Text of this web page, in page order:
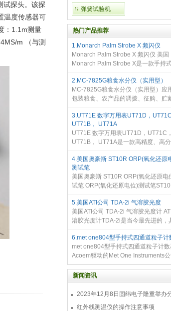
试探头。该探
温度传感器可
：1.1m测量
m （与测
弹簧试验机
热门产品推荐
1.Monarch Palm Strobe X 频闪仪
Monarch Palm Strobe X 频闪仪 美国
Monarch Palm Strobe X是一款手持
色的亮度，特殊的功能和超长的电池寿
命。独特的一键操纵杆式按钮，允许
操
2.MC-7825G粮食水分仪（实用型）
MC-7825G粮食水分仪（实用型）应
包装粮食、农产品的调拨、征购、贮
份。* 可测量多达 37 种粮食品种。
3.UT71E 数字万用表UT71D，UT71C
UT71B， UT71A
UT71E 数字万用表UT71D，UT71C，
UT71B， UT71A是一款高精度、高
万用表全功能可设置测量上下限，过
报警。
4.美国奥豪斯 ST10R ORP(氧化还原
测试笔
美国奥豪斯 ST10R ORP(氧化还原电
试笔 ORP(氧化还原电位)测试笔
的真正实用的方法。 常见的应用领域
● 养鱼行业，水族馆，水产养殖等
5.美国ATI公司 TDA-2i 气溶胶光度
美国ATI公司 TDA-2i 气溶胶光度计
溶胶光度计TDA-2i是当今最先进的，
溶胶光度计，ATI 2i拥有便携式的特性
固耐用，是现场工况下过滤
6.met one804型手持式四通道粒子计
met one804型手持式四通道粒子计数
Acoem驱动的Met One Instruments
804型手持式颗粒计数器是一款4通道
式颗粒计数器，可计数0.3微米至10.0
的颗粒-以极具竞争力的价格为您提供
性和可靠性。虽然结构紧凑，但该装
新闻资讯
红外线测温仪的操作注意事项